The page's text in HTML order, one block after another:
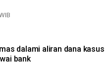
dalami aliran dana kasus
bank